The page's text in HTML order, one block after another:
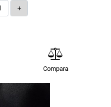
Compara